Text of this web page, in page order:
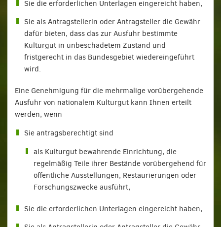
Sie die erforderlichen Unterlagen eingereicht haben,
Sie als Antragstellerin oder Antragsteller die Gewähr
dafür bieten, dass das zur Ausfuhr bestimmte
Kulturgut in unbeschadetem Zustand und
fristgerecht in das Bundesgebiet wiedereingeführt
wird.
Eine Genehmigung für die mehrmalige vorübergehende
Ausfuhr von nationalem Kulturgut kann Ihnen erteilt
werden, wenn
Sie antragsberechtigt sind
als Kulturgut bewahrende Einrichtung, die
regelmäßig Teile ihrer Bestände vorübergehend für
öffentliche Ausstellungen, Restaurierungen oder
Forschungszwecke ausführt,
Sie die erforderlichen Unterlagen eingereicht haben,